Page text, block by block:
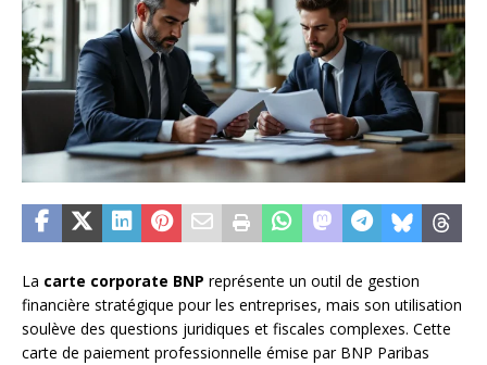
La carte corporate BNP représente un outil de gestion
financière stratégique pour les entreprises, mais son utilisation
soulève des questions juridiques et fiscales complexes. Cette
carte de paiement professionnelle émise par BNP Paribas